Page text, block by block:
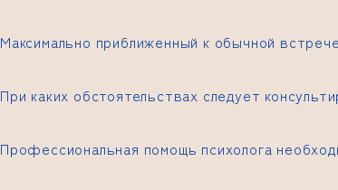
Максимально приближенный к обычной
При каких обстоятельствах следует
Профессиональная помощь психолога